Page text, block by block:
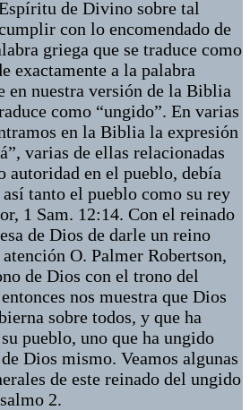
de Divino sobre tal
con lo encomendado de
griega que se traduce como
exactamente a la palabra
en nuestra versión de la Biblia
como “ungido”. En varias
en la Biblia la expresión
varias de ellas relacionadas
autoridad en el pueblo, debía
tanto el pueblo como su rey
1 Sam. 12:14. Con el reinado
de Dios de darle un reino
O. Palmer Robertson,
de Dios con el trono del
nos muestra que Dios
sobre todos, y que ha
pueblo, uno que ha ungido
Dios mismo. Veamos algunas
de este reinado del ungido
2.